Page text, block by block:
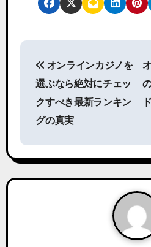
P
n
a
オンラインカジノを
選ぶなら絶対にチェッ
クすべき最新ランキン
グの真実